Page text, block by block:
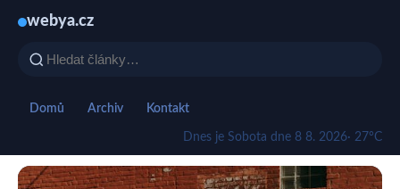
webya.cz
Domů Archiv Kontakt
Dnes je Sobota dne 8 8. 2026· 27°C